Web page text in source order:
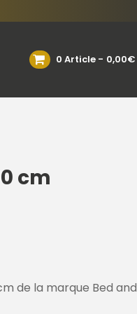
0 Article 0,00€
cm
de la marque Bed and